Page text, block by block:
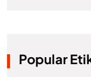
Popular